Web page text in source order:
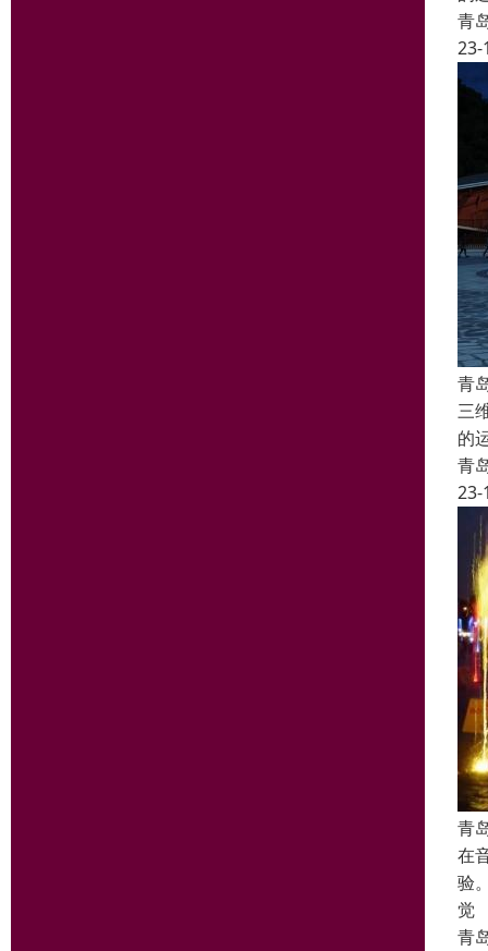
青
23-
青
三
的
青
23-
青
在
验
觉
青